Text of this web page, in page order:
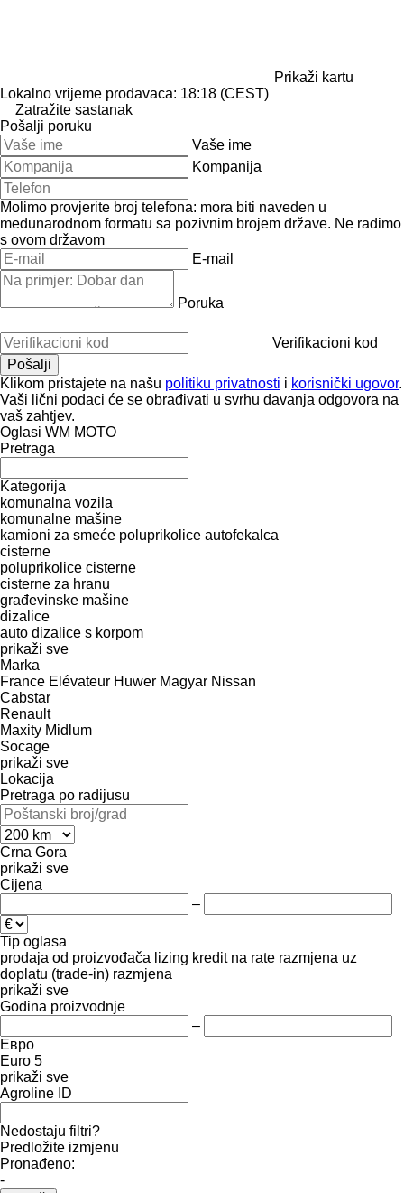
Prikaži kartu
Lokalno vrijeme prodavaca: 18:18 (CEST)
Zatražite sastanak
Pošalji poruku
Vaše ime
Kompanija
Molimo provjerite broj telefona: mora biti naveden u
međunarodnom formatu sa pozivnim brojem države. Ne radimo
s ovom državom
E-mail
Poruka
Verifikacioni kod
Klikom pristajete na našu politiku privatnosti i korisnički ugovor.
Vaši lični podaci će se obrađivati ​​u svrhu davanja odgovora na
vaš zahtjev.
Oglasi WM MOTO
Pretraga
Kategorija
komunalna vozila
komunalne mašine
kamioni za smeće poluprikolice autofekalca
cisterne
poluprikolice cisterne
cisterne za hranu
građevinske mašine
dizalice
auto dizalice s korpom
prikaži sve
Marka
France Elévateur Huwer Magyar Nissan
Cabstar
Renault
Maxity Midlum
Socage
prikaži sve
Lokacija
Pretraga po radijusu
Crna Gora
prikaži sve
Cijena
–
Tip oglasa
prodaja od proizvođača lizing kredit na rate razmjena uz
doplatu (trade-in) razmjena
prikaži sve
Godina proizvodnje
–
Евро
Euro 5
prikaži sve
Agroline ID
Nedostaju filtri?
Predložite izmjenu
Pronađeno:
-